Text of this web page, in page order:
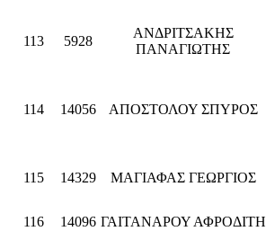
113 5928
ΑΝΔΡΙΤΣΑΚΗΣ
ΠΑΝΑΓΙΩΤΗΣ
114 14056 ΑΠΟΣΤΟΛΟΥ ΣΠΥΡΟΣ
115 14329 ΜΑΓΙΑΦΑΣ ΓΕΩΡΓΙΟΣ
116 14096 ΓΑΙΤΑΝΑΡΟΥ ΑΦΡΟΔΙΤΗ